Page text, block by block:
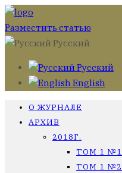
Разместить статью
Русский
Русский
English
О ЖУРНАЛЕ
АРХИВ
2018Г.
ТОМ 1 №1
ТОМ 1 №2